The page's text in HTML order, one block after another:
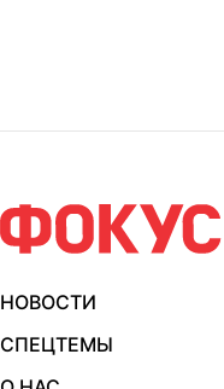
НОВОСТИ
СПЕЦТЕМЫ